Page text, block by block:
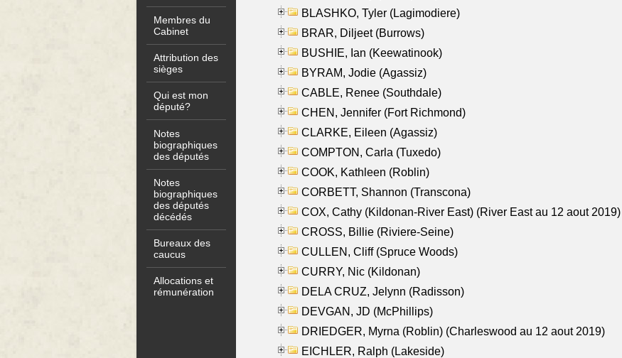
Membres du
Cabinet
Attribution des
sièges
Qui est mon
député?
Notes
biographiques
des députés
Notes
biographiques
des députés
décédés
Bureaux des
caucus
Allocations et
rémunération
BLASHKO, Tyler (Lagimodiere)
BRAR, Diljeet (Burrows)
BUSHIE, Ian (Keewatinook)
BYRAM, Jodie (Agassiz)
CABLE, Renee (Southdale)
CHEN, Jennifer (Fort Richmond)
CLARKE, Eileen (Agassiz)
COMPTON, Carla (Tuxedo)
COOK, Kathleen (Roblin)
CORBETT, Shannon (Transcona)
COX, Cathy (Kildonan-River East) (River East au 12 aout 2019)
CROSS, Billie (Riviere-Seine)
CULLEN, Cliff (Spruce Woods)
CURRY, Nic (Kildonan)
DELA CRUZ, Jelynn (Radisson)
DEVGAN, JD (McPhillips)
DRIEDGER, Myrna (Roblin) (Charleswood au 12 aout 2019)
EICHLER, Ralph (Lakeside)